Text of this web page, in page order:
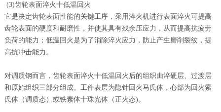
(3)齿轮表面淬火十低温回火
它是决定齿轮表面性能的关键工序，采用淬火机进行表面淬火可提高
齿轮表面的硬度和耐磨性，并使其具有残余压应力，从而提高抗疲劳
负荷的能力；低温回火是为了消除淬火应力，防止产生磨削裂纹，提
高抗冲击能力。
对调质钢而言，齿轮表面淬火十低温回火后的组织由淬硬层、过渡层
和原始组织三部分组成。工件表层为隐针回火马氏体，心部为回火索
氏体（调质态）或铁素体十珠光体（正火态)。